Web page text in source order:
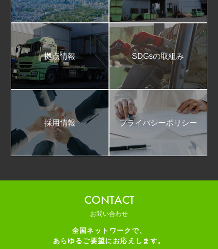
拠点情報 SDGsの取組み
採用情報 プライバシーポリシー
CONTACT
お問い合わせ
全国ネットワークで、
あらゆるご要望にお応えします。